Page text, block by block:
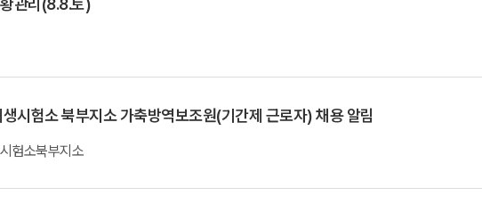
관리(8.8.토)
시험소 북부지소 가축방역보조원(기간제 근로자) 채용 알림
험소북부지소